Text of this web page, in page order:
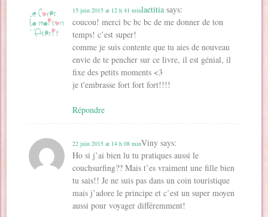
laetitia says:
15 juin 2015 at 12 h 41 min
coucou! merci bc bc bc de me donner de ton
temps! c’est super!
comme je suis contente que tu aies de nouveau
envie de te pencher sur ce livre, il est génial, il
fixe des petits moments <3
je t'embrasse fort fort fort!!!!
Répondre
Viny says:
22 juin 2015 at 14 h 08 min
Ho si j’ai bien lu tu pratiques aussi le
couchsurfing?? Mais t’es vraiment une fille bien
tu sais!! Je ne suis pas dans un coin touristique
mais j’adore le principe et c’est un super moyen
aussi pour voyager différemment!